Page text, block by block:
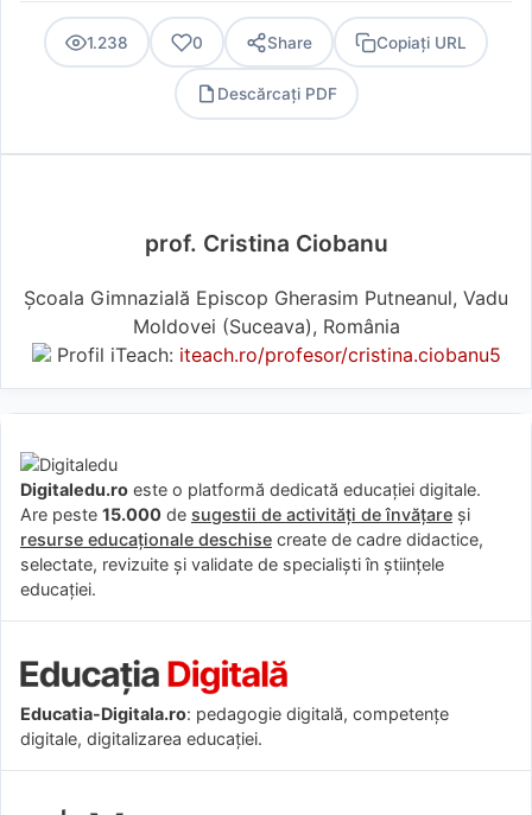
1.238 0 Share Copiați URL
Descărcați PDF
prof. Cristina Ciobanu
Școala Gimnazială Episcop Gherasim Putneanul, Vadu
Moldovei (Suceava), România
Profil iTeach: iteach.ro/profesor/cristina.ciobanu5
Digitaledu.ro este o platformă dedicată educației digitale.
Are peste 15.000 de sugestii de activități de învățare și
resurse educaționale deschise create de cadre didactice,
selectate, revizuite și validate de specialiști în științele
educației.
Educatia-Digitala.ro: pedagogie digitală, competențe
digitale, digitalizarea educației.